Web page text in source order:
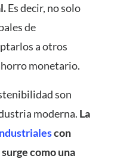
Es decir, no solo
de
a otros
monetario.
son
moderna. La
con
como una